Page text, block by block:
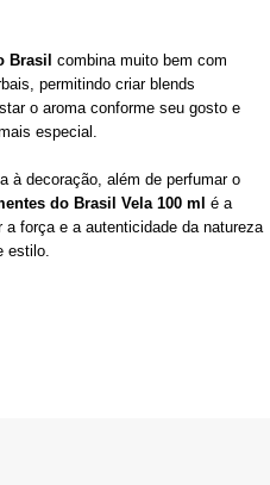
Brasil combina muito bem com
permitindo criar blends
o aroma conforme seu gosto e
especial.
à decoração, além de perfumar o
do Brasil Vela 100 ml é a
força e a autenticidade da natureza
estilo.